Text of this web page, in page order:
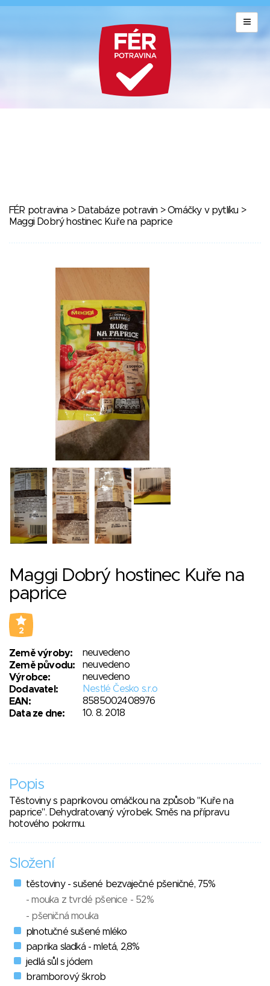
FÉR potravina > Databáze potravin >Omáčky v pytlíku >
Maggi Dobrý hostinec Kuře na paprice
Maggi Dobrý hostinec Kuře na
paprice
2
Země výroby:
neuvedeno
Země původu:
neuvedeno
Výrobce:
neuvedeno
Dodavatel:
Nestlé Česko s.r.o
EAN:
8585002408976
Data ze dne:
10. 8. 2018
Popis
Těstoviny s paprikovou omáčkou na způsob "Kuře na
paprice". Dehydratovaný výrobek. Směs na přípravu
hotového pokrmu.
Složení
těstoviny - sušené bezvaječné pšeničné, 75%
- mouka z tvrdé pšenice - 52%
- pšeničná mouka
plnotučné sušené mléko
paprika sladká - mletá, 2,8%
jedlá sůl s jódem
bramborový škrob